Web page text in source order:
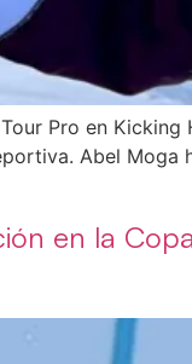
Pro en Kicking
Abel Moga
en la